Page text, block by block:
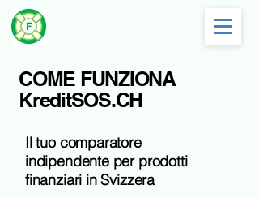
COME FUNZIONA
KreditSOS.CH
Il tuo comparatore
indipendente per prodotti
finanziari in Svizzera